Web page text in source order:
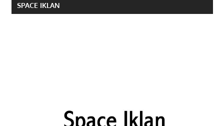
SPACE IKLAN